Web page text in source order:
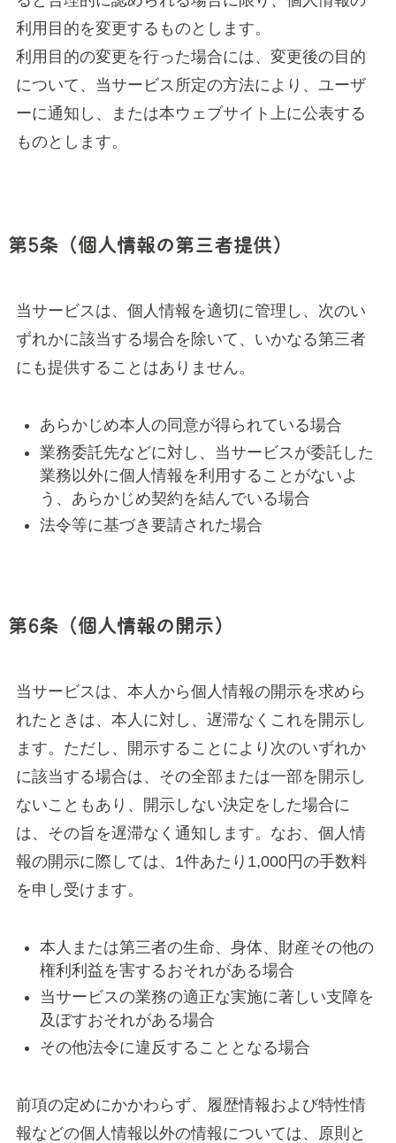
利用目的を変更するものとします。
利用目的の変更を行った場合には、変更後の目的
について、当サービス所定の方法により、ユーザ
ーに通知し、または本ウェブサイト上に公表する
ものとします。
第5条（個人情報の第三者提供）
当サービスは、個人情報を適切に管理し、次のい
ずれかに該当する場合を除いて、いかなる第三者
にも提供することはありません。
あらかじめ本人の同意が得られている場合
業務委託先などに対し、当サービスが委託した
業務以外に個人情報を利用することがないよ
う、あらかじめ契約を結んでいる場合
法令等に基づき要請された場合
第6条（個人情報の開示）
当サービスは、本人から個人情報の開示を求めら
れたときは、本人に対し、遅滞なくこれを開示し
ます。ただし、開示することにより次のいずれか
に該当する場合は、その全部または一部を開示し
ないこともあり、開示しない決定をした場合に
は、その旨を遅滞なく通知します。なお、個人情
報の開示に際しては、1件あたり1,000円の手数料
を申し受けます。
本人または第三者の生命、身体、財産その他の
権利利益を害するおそれがある場合
当サービスの業務の適正な実施に著しい支障を
及ぼすおそれがある場合
その他法令に違反することとなる場合
前項の定めにかかわらず、履歴情報および特性情
報などの個人情報以外の情報については、原則と